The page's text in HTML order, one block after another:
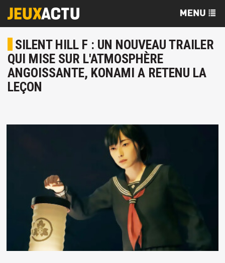
SILENT HILL F : UN NOUVEAU TRAILER
QUI MISE SUR L'ATMOSPHÈRE
ANGOISSANTE, KONAMI A RETENU LA
LEÇON